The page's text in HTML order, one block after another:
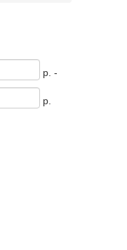
p. -
p.